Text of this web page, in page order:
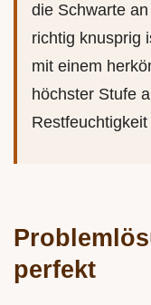
die Schwarte
richtig knusprig
mit einem
höchster Stufe
perfekt